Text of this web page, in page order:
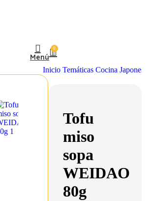
Menú
0
Inicio Temáticas Cocina Japonesa
Tofu
miso
sopa
WEIDAO
80g